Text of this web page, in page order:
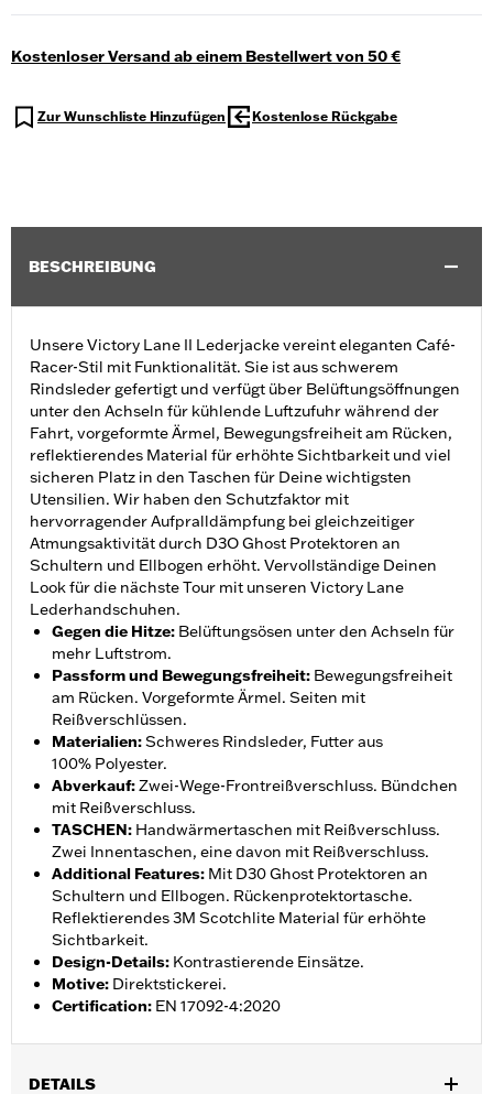
Kostenloser Versand ab einem Bestellwert von 50 €
Zur Wunschliste Hinzufügen Kostenlose Rückgabe
BESCHREIBUNG
Unsere Victory Lane II Lederjacke vereint eleganten Café-
Racer-Stil mit Funktionalität. Sie ist aus schwerem
Rindsleder gefertigt und verfügt über Belüftungsöffnungen
unter den Achseln für kühlende Luftzufuhr während der
Fahrt, vorgeformte Ärmel, Bewegungsfreiheit am Rücken,
reflektierendes Material für erhöhte Sichtbarkeit und viel
sicheren Platz in den Taschen für Deine wichtigsten
Utensilien. Wir haben den Schutzfaktor mit
hervorragender Aufpralldämpfung bei gleichzeitiger
Atmungsaktivität durch D3O Ghost Protektoren an
Schultern und Ellbogen erhöht. Vervollständige Deinen
Look für die nächste Tour mit unseren Victory Lane
Lederhandschuhen.
Gegen die Hitze: Belüftungsösen unter den Achseln für
mehr Luftstrom.
Passform und Bewegungsfreiheit: Bewegungsfreiheit
am Rücken. Vorgeformte Ärmel. Seiten mit
Reißverschlüssen.
Materialien:Schweres Rindsleder, Futter aus
100% Polyester.
Abverkauf:Zwei-Wege-Frontreißverschluss. Bündchen
mit Reißverschluss.
TASCHEN: Handwärmertaschen mit Reißverschluss.
Zwei Innentaschen, eine davon mit Reißverschluss.
Additional Features: Mit D30 Ghost Protektoren an
Schultern und Ellbogen. Rückenprotektortasche.
Reflektierendes 3M Scotchlite Material für erhöhte
Sichtbarkeit.
Design-Details: Kontrastierende Einsätze.
Motive: Direktstickerei.
Certification: EN 17092-4:2020
DETAILS